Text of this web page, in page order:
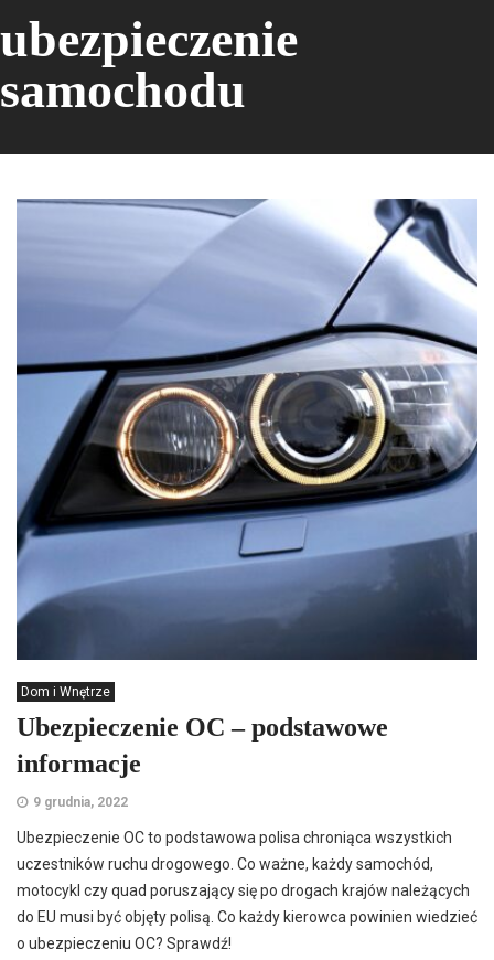
ubezpieczenie
samochodu
Dom i Wnętrze
Ubezpieczenie OC – podstawowe
informacje
9 grudnia, 2022
Ubezpieczenie OC to podstawowa polisa chroniąca wszystkich
uczestników ruchu drogowego. Co ważne, każdy samochód,
motocykl czy quad poruszający się po drogach krajów należących
do EU musi być objęty polisą. Co każdy kierowca powinien wiedzieć
o ubezpieczeniu OC? Sprawdź!